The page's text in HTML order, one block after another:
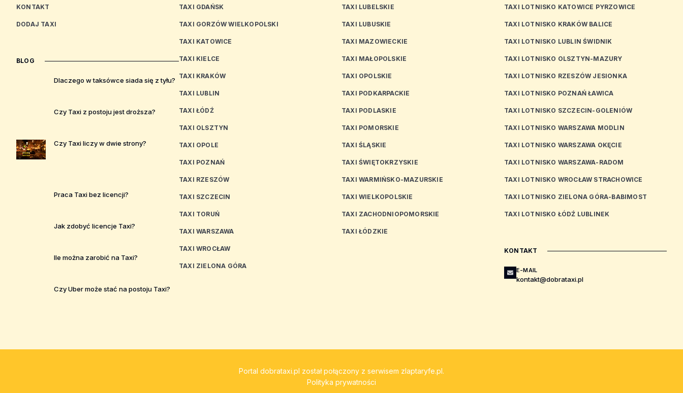
KONTAKT
DODAJ TAXI
BLOG
Dlaczego w taksówce siada się z tyłu?
Czy Taxi z postoju jest droższa?
Czy Taxi liczy w dwie strony?
Praca Taxi bez licencji?
Jak zdobyć licencje Taxi?
Ile można zarobić na Taxi?
Czy Uber może stać na postoju Taxi?
TAXI GDAŃSK
TAXI GORZÓW WIELKOPOLSKI
TAXI KATOWICE
TAXI KIELCE
TAXI KRAKÓW
TAXI LUBLIN
TAXI ŁÓDŹ
TAXI OLSZTYN
TAXI OPOLE
TAXI POZNAŃ
TAXI RZESZÓW
TAXI SZCZECIN
TAXI TORUŃ
TAXI WARSZAWA
TAXI WROCŁAW
TAXI ZIELONA GÓRA
TAXI LUBELSKIE
TAXI LUBUSKIE
TAXI MAZOWIECKIE
TAXI MAŁOPOLSKIE
TAXI OPOLSKIE
TAXI PODKARPACKIE
TAXI PODLASKIE
TAXI POMORSKIE
TAXI ŚLĄSKIE
TAXI ŚWIĘTOKRZYSKIE
TAXI WARMIŃSKO-MAZURSKIE
TAXI WIELKOPOLSKIE
TAXI ZACHODNIOPOMORSKIE
TAXI ŁÓDZKIE
TAXI LOTNISKO KATOWICE PYRZOWICE
TAXI LOTNISKO KRAKÓW BALICE
TAXI LOTNISKO LUBLIN ŚWIDNIK
TAXI LOTNISKO OLSZTYN-MAZURY
TAXI LOTNISKO RZESZÓW JESIONKA
TAXI LOTNISKO POZNAŃ ŁAWICA
TAXI LOTNISKO SZCZECIN-GOLENIÓW
TAXI LOTNISKO WARSZAWA MODLIN
TAXI LOTNISKO WARSZAWA OKĘCIE
TAXI LOTNISKO WARSZAWA-RADOM
TAXI LOTNISKO WROCŁAW STRACHOWICE
TAXI LOTNISKO ZIELONA GÓRA-BABIMOST
TAXI LOTNISKO ŁÓDŹ LUBLINEK
KONTAKT
E-MAIL
kontakt@dobrataxi.pl
Portal dobrataxi.pl został połączony z serwisem zlaptaryfe.pl.
Polityka prywatności